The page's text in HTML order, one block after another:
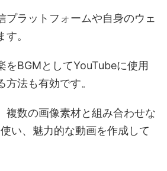
プラットフォームや自身のウェ
。
をBGMとしてYouTubeに使用
方法も有効です。
複数の画像素材と組み合わせな
い、魅力的な動画を作成して